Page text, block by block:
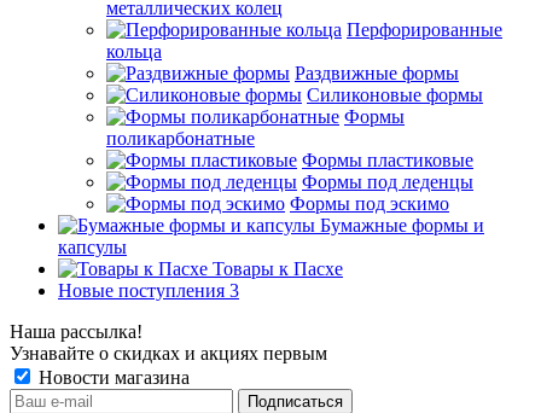
металлических колец
Перфорированные
кольца
Раздвижные формы
Силиконовые формы
Формы
поликарбонатные
Формы пластиковые
Формы под леденцы
Формы под эскимо
Бумажные формы и
капсулы
Товары к Пасхе
Новые поступления 3
Наша рассылка!
Узнавайте о скидках и акциях первым
Новости магазина